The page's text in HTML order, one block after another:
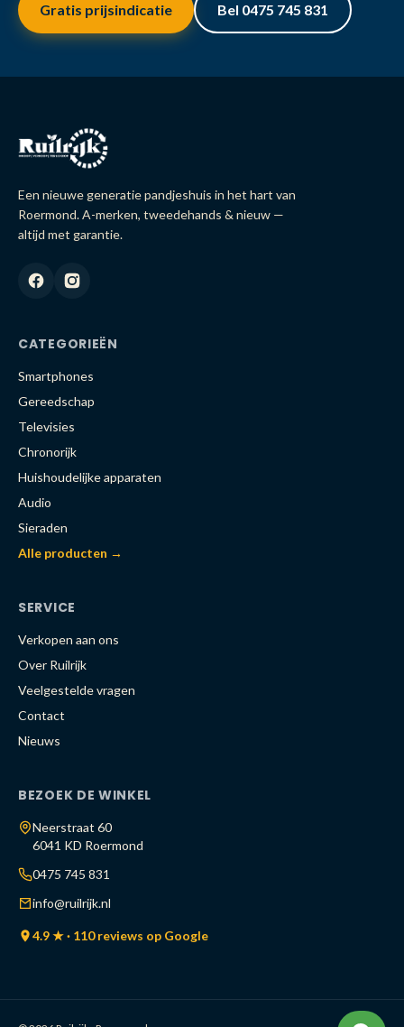
Gratis prijsindicatie Bel 0475 745 831
Een nieuwe generatie pandjeshuis in het hart van
Roermond. A-merken, tweedehands & nieuw —
altijd met garantie.
CATEGORIEËN
Smartphones
Gereedschap
Televisies
Chronorijk
Huishoudelijke apparaten
Audio
Sieraden
Alle producten →
SERVICE
Verkopen aan ons
Over Ruilrijk
Veelgestelde vragen
Contact
Nieuws
BEZOEK DE WINKEL
Neerstraat 60
6041 KD Roermond
0475 745 831
info@ruilrijk.nl
4.9 ★ · 110 reviews op Google